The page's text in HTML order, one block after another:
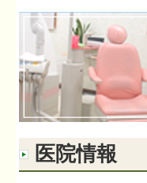
医院情報